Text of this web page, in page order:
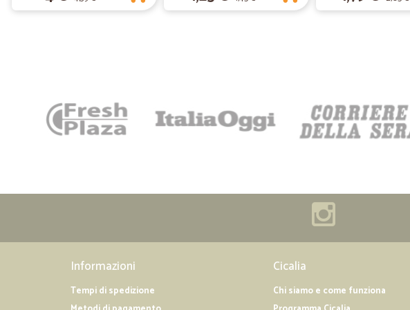
Informazioni
Tempi di spedizione
Cicalia
Chi siamo e come funziona